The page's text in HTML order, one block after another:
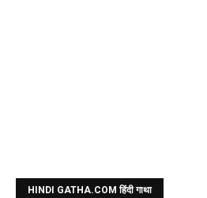
HINDI GATHA.COM हिंदी गाथा